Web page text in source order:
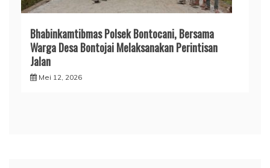
Bhabinkamtibmas Polsek Bontocani, Bersama
Warga Desa Bontojai Melaksanakan Perintisan
Jalan
Mei 12, 2026